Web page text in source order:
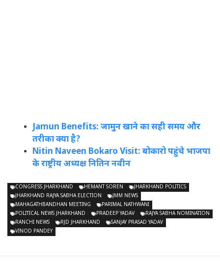
Jamun Benefits: जामुन खाने का सही समय और
तरीका क्या है?
Nitin Naveen Bokaro Visit: बोकारो पहुंचे भाजपा
के राष्ट्रीय अध्यक्ष नितिन नवीन
CONGRESS JHARKHAND HEMANT SOREN
JHARKHAND POLITICS
JHARKHAND RAJYA SABHA ELECTION
JMM NEWS
MAHAGATHBANDHAN MEETING
PARIMAL NATHWANI
POLITICAL NEWS JHARKHAND
PRADEEP YADAV
RAJYA SABHA NOMINATION
RANCHI NEWS
RJD JHARKHAND
SANJAY PRASAD YADAV
VINOD PANDEY